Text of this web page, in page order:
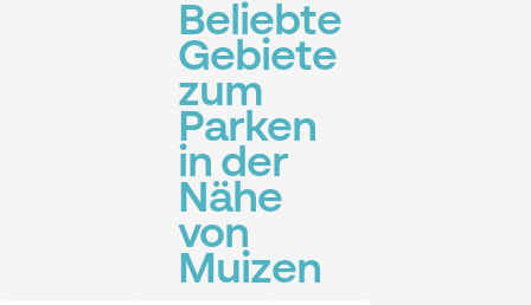
Beliebte
Gebiete
zum
Parken
in der
Nähe
von
Muizen